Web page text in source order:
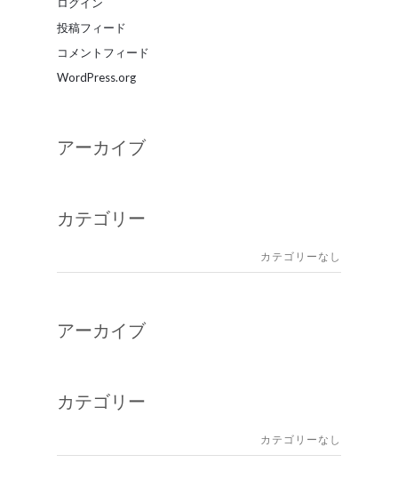
投稿フィード
コメントフィード
WordPress.org
アーカイブ
カテゴリー
カテゴリーなし
アーカイブ
カテゴリー
カテゴリーなし